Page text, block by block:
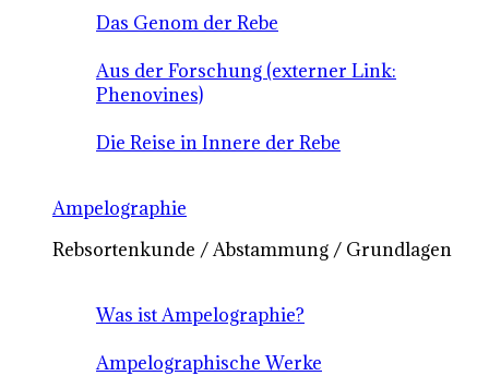
Das Genom der Rebe
Aus der Forschung (externer Link:
Phenovines)
Die Reise in Innere der Rebe
Ampelographie
Rebsortenkunde / Abstammung / Grundlagen
Was ist Ampelographie?
Ampelographische Werke